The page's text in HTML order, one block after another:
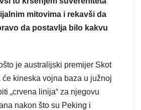
mitovima i rekavši da
da postavlja bilo kakvu
je australijski premijer Skot
će kineska vojna baza u južnoj
„crvena linija“ za njegovu
nakon što su Peking i